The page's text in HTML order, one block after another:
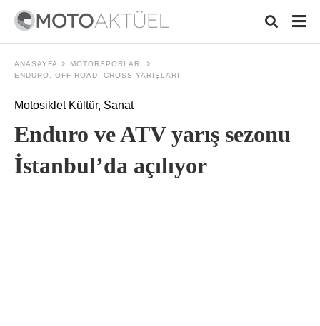
ANASAYFA
MOTORSPORLARI
ENDURO, OFF-ROAD, CROSS YARIŞLARI
Motosiklet Kültür, Sanat
Enduro ve ATV yarış sezonu
İstanbul’da açılıyor